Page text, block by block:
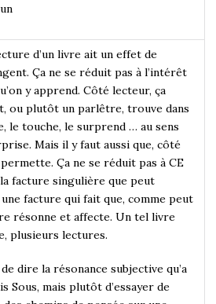
d’un livre ait un effet de
Ça ne se réduit pas à l’intérêt
y apprend. Côté lecteur, ça
ou plutôt un parlêtre, trouve dans
le touche, le surprend … au sens
Mais il y faut aussi que, côté
Ça ne se réduit pas à CE
facture singulière que peut
facture qui fait que, comme peut
résonne et affecte. Un tel livre
plusieurs lectures.
dire la résonance subjective qu’a
Sous, mais plutôt d’essayer de